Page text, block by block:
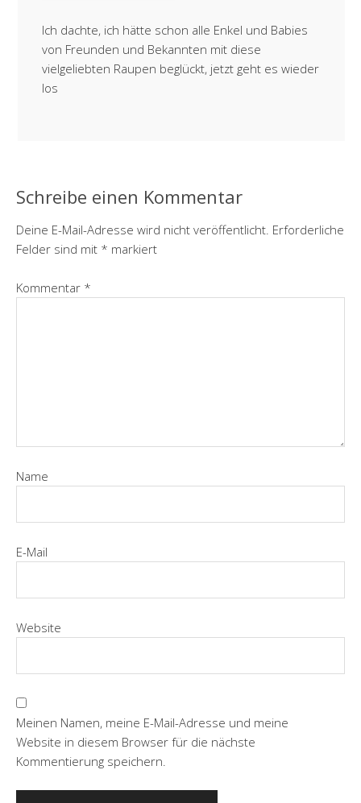
Ich dachte, ich hätte schon alle Enkel und Babies
von Freunden und Bekannten mit diese
vielgeliebten Raupen beglückt, jetzt geht es wieder
los
Schreibe einen Kommentar
Deine E-Mail-Adresse wird nicht veröffentlicht. Erforderliche
Felder sind mit * markiert
Kommentar *
Name
E-Mail
Website
Meinen Namen, meine E-Mail-Adresse und meine
Website in diesem Browser für die nächste
Kommentierung speichern.